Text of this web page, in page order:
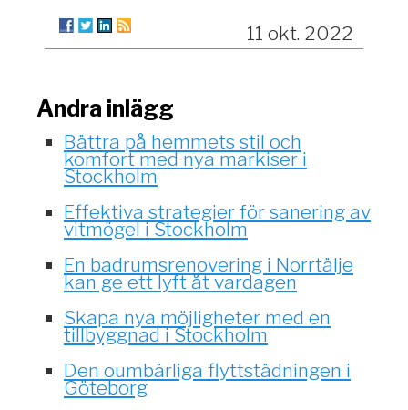
11 okt. 2022
Andra inlägg
Bättra på hemmets stil och
komfort med nya markiser i
Stockholm
Effektiva strategier för sanering av
vitmögel i Stockholm
En badrumsrenovering i Norrtälje
kan ge ett lyft åt vardagen
Skapa nya möjligheter med en
tillbyggnad i Stockholm
Den oumbärliga flyttstädningen i
Göteborg